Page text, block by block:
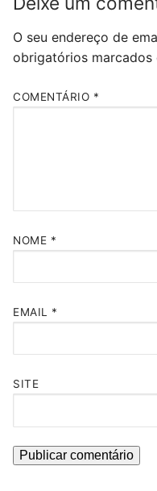
O seu endereço de
obrigatórios marcados
COMENTÁRIO *
NOME *
EMAIL *
SITE